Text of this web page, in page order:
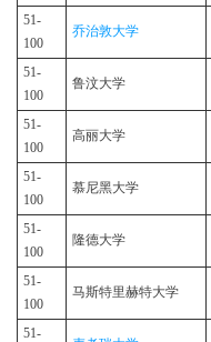
51-
100
乔治敦大学
51-
100
鲁汶大学
51-
100
高丽大学
51-
100
慕尼黑大学
51-
100
隆德大学
51-
100
马斯特里赫特大学
51-